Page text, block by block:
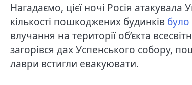
Нагадаємо, цієї ночі Росія
кількості пошкоджених будинків
влучання на території об’єкта
загорівся дах Успенського собору,
лаври встигли евакуювати.